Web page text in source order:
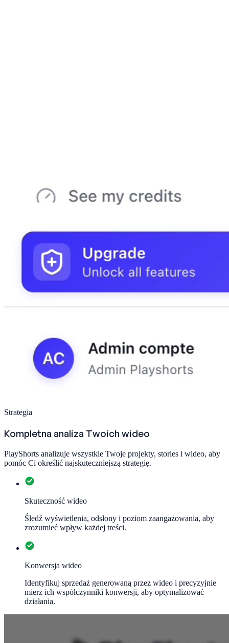
Strategia
Kompletna analiza Twoich wideo
PlayShorts analizuje wszystkie Twoje projekty, stories i wideo, aby
pomóc Ci określić najskuteczniejszą strategię.
Skuteczność wideo
Śledź wyświetlenia, odsłony i poziom zaangażowania, aby
zrozumieć wpływ każdej treści.
Konwersja wideo
Identyfikuj sprzedaż generowaną przez wideo i precyzyjnie
mierz ich współczynniki konwersji, aby optymalizować
działania.